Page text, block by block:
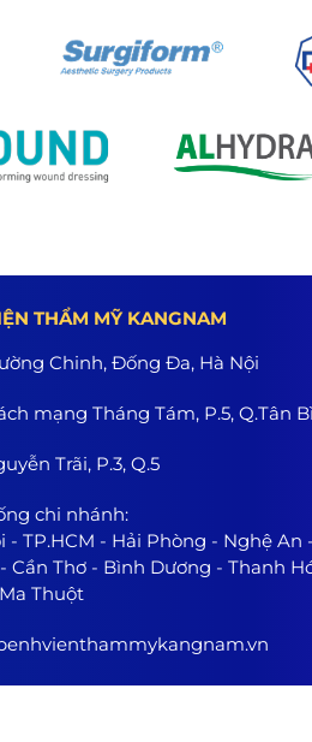
THẨM MỸ KANGNAM
Chinh, Đống Đa, Hà Nội
mạng Tháng Tám, P.5, Q.Tân
Trãi, P.3, Q.5
chi nhánh:
- TP.HCM - Hải Phòng - Nghệ An
Cần Thơ - Bình Dương - Thanh
Thuột